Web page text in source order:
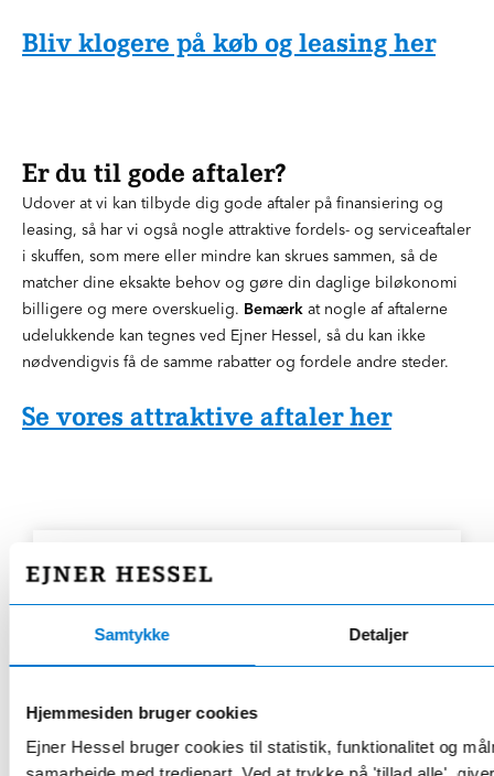
Samtykke Detaljer
Hjemmesiden bruger cookies
Ejner Hessel bruger cookies til statistik, funktionalitet og
Bliv klogere på køb og leasing her
Er du til gode aftaler?
Udover at vi kan tilbyde dig gode aftaler på finansiering og
leasing, så har vi også nogle attraktive fordels- og serviceaftaler
i skuffen, som mere eller mindre kan skrues sammen, så de
matcher dine eksakte behov og gøre din daglige biløkonomi
billigere og mere overskuelig. Bemærk at nogle af aftalerne
udelukkende kan tegnes ved Ejner Hessel, så du kan ikke
nødvendigvis få de samme rabatter og fordele andre steder.
Se vores attraktive aftaler her
HESSEL HIRE
Er du til korte forhold?
"All inclusive" korttidsleasing
6-12 mdr. aftaler
Inkl. forsikring & ejerafgift